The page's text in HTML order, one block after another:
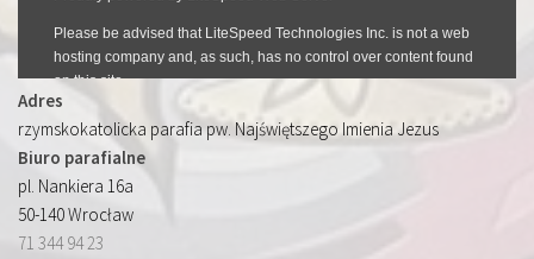
Adres
rzymskokatolicka parafia pw. Najświętszego Imienia Jezus
Biuro parafialne
pl. Nankiera 16a
50-140 Wrocław
71 344 94 23